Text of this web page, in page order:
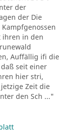
der
der Die
ihren in den
Auffällig ifi die
seit einer
hier stri,
Zeit die
den Sch ..."